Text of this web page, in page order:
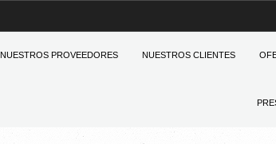
NUESTROS PROVEEDORES NUESTROS CLIENTES